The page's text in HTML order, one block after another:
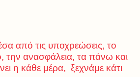
από τις υποχρεώσεις, το
την ανασφάλεια, τα πάνω και
η κάθε μέρα, ξεχνάμε κάτι